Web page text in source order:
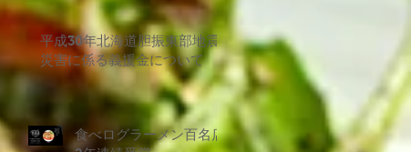
平成30年北海道胆振東部地震
災害に係る義援金について
食べログラーメン百名店